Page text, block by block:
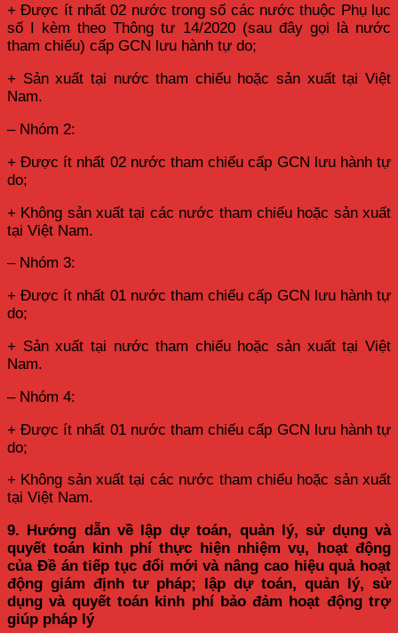
+ Được ít nhất 02 nước trong số các nước thuộc Phụ lục
số I kèm theo Thông tư 14/2020 (sau đây gọi là nước
tham chiếu) cấp GCN lưu hành tự do;
+ Sản xuất tại nước tham chiếu hoặc sản xuất tại Việt
Nam.
– Nhóm 2:
+ Được ít nhất 02 nước tham chiếu cấp GCN lưu hành tự
do;
+ Không sản xuất tại các nước tham chiếu hoặc sản xuất
tại Việt Nam.
– Nhóm 3:
+ Được ít nhất 01 nước tham chiếu cấp GCN lưu hành tự
do;
+ Sản xuất tại nước tham chiếu hoặc sản xuất tại Việt
Nam.
– Nhóm 4:
+ Được ít nhất 01 nước tham chiếu cấp GCN lưu hành tự
do;
+ Không sản xuất tại các nước tham chiếu hoặc sản xuất
tại Việt Nam.
9. Hướng dẫn về lập dự toán, quản lý, sử dụng và
quyết toán kinh phí thực hiện nhiệm vụ, hoạt động
của Đề án tiếp tục đổi mới và nâng cao hiệu quả hoạt
động giám định tư pháp; lập dự toán, quản lý, sử
dụng và quyết toán kinh phí bảo đảm hoạt động trợ
giúp pháp lý